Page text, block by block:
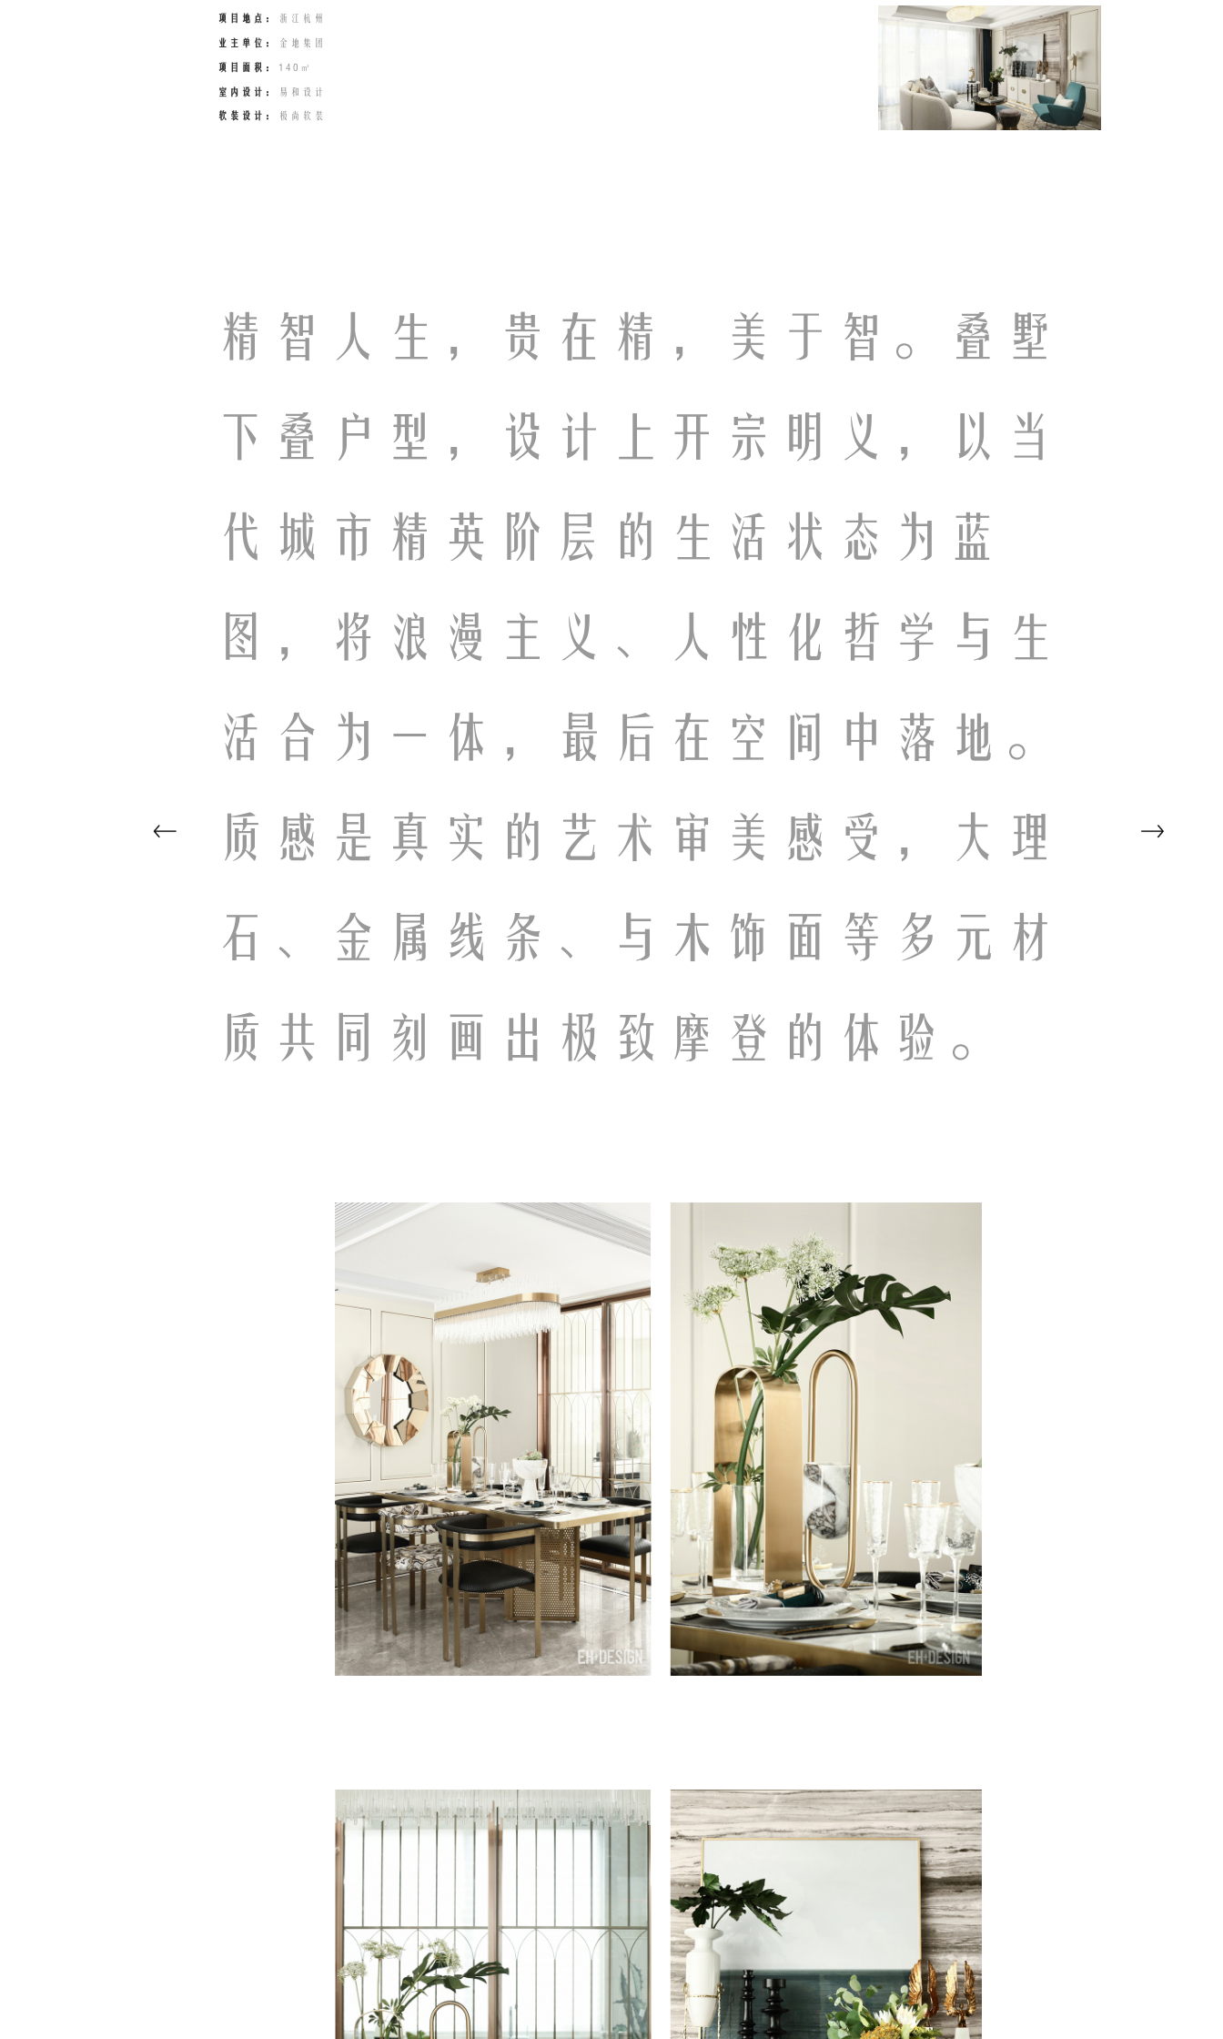
项目地点： 浙江杭州
业主单位： 金地集团
项目面积： 140㎡
室内设计：
易和设计
软装设计：
极尚软装
精智人生，贵在精，美于智。叠墅
下叠户型，设计上开宗明义，以当
代城市精英阶层的生活状态为蓝
图，将浪漫主义、人性化哲学与生
活合为一体，最后在空间中落地。
质感是真实的艺术审美感受，大理
石、金属线条、与木饰面等多元材
质共同刻画出极致摩登的体验。